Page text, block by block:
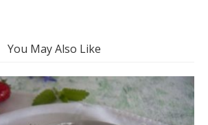
You May Also Like